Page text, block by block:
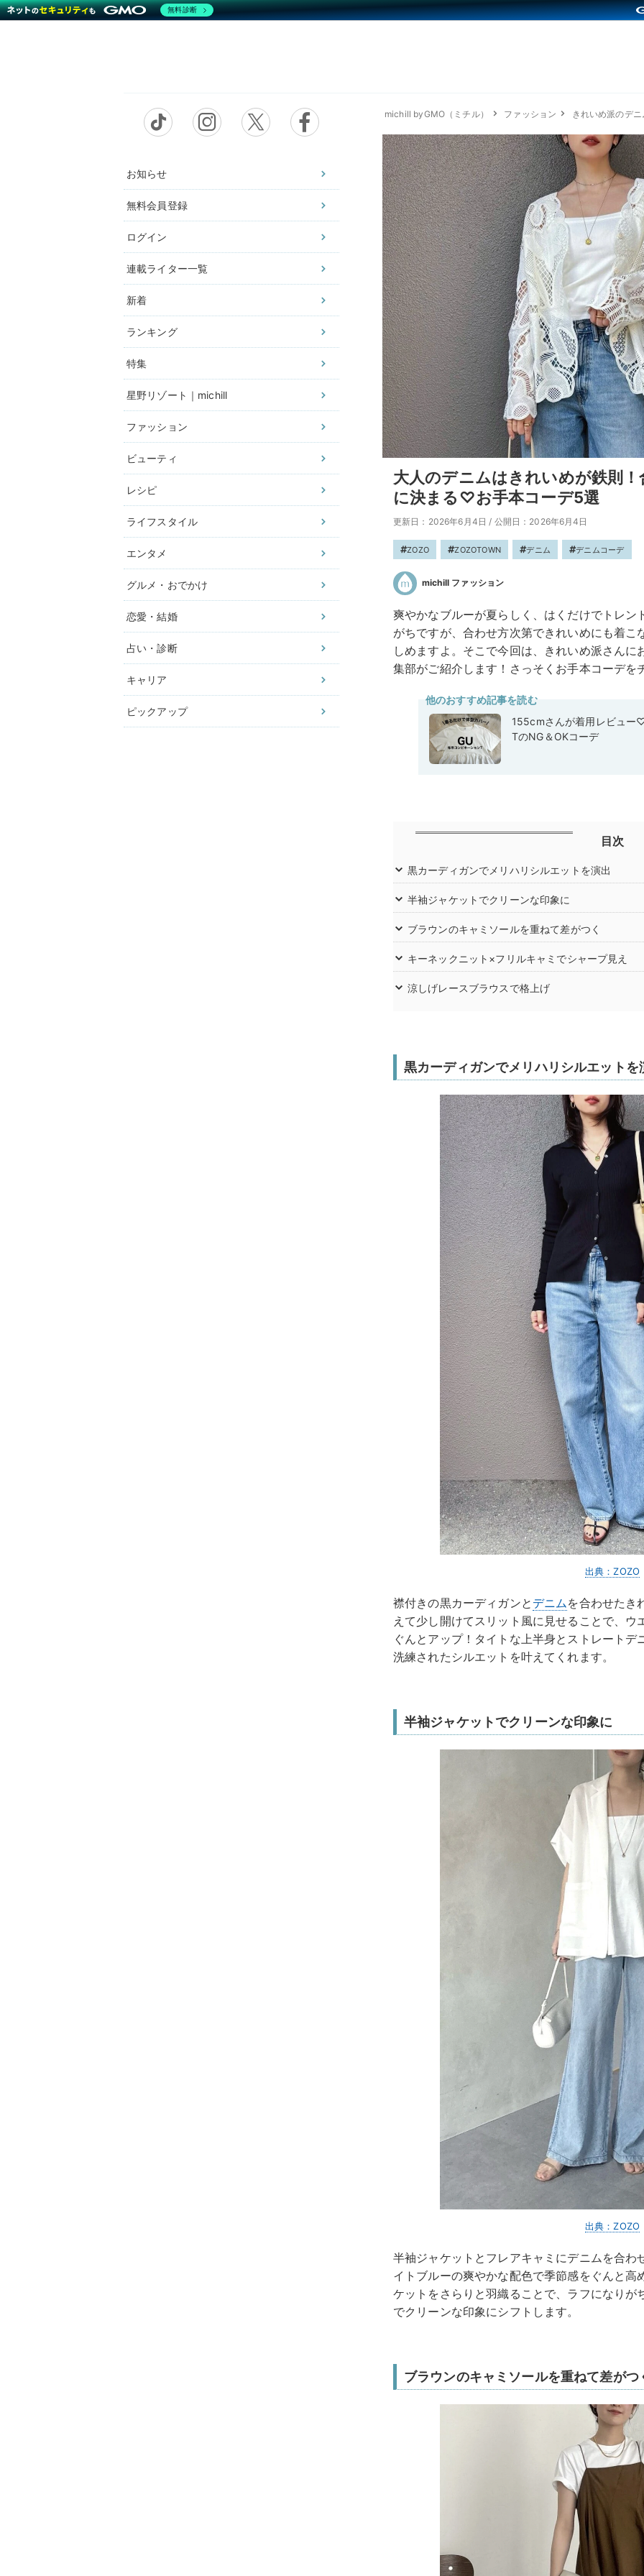
お知らせ
無料会員登録
ログイン
連載ライター一覧
新着
ランキング
特集
星野リゾート｜michill
ファッション
ビューティ
レシピ
ライフスタイル
エンタメ
グルメ・おでかけ
恋愛・結婚
占い・診断
キャリア
ピックアップ
michill byGMO（ミチル） ファッション きれいめ派のデ
大人のデニムはきれいめが鉄則
に決まる♡お手本コーデ5選
更新日：2026年6月4日 / 公開日：2026年6月4日
ZOZO ZOZOTOWN デニム デニムコーデ
michill ファッション
爽やかなブルーが夏らしく、はくだけでトレン
がちですが、合わせ方次第できれいめにも着
しめますよ。そこで今回は、きれいめ派さん
集部がご紹介します！さっそくお手本コーデを
他のおすすめ記事を読む
155cmさんが着用レビュー
TのNG＆OKコーデ
目次
黒カーディガンでメリハリシルエットを演出
半袖ジャケットでクリーンな印象に
ブラウンのキャミソールを重ねて差がつく
キーネックニット×フリルキャミでシャープ見え
涼しげレースブラウスで格上げ
黒カーディガンでメリハリシルエットを
出典：ZOZO
襟付きの黒カーディガンと デニムを合わせたき
えて少し開けてスリット風に見せることで、
ぐんとアップ！タイトな上半身とストレート
洗練されたシルエットを叶えてくれます。
半袖ジャケットでクリーンな印象に
出典：ZOZO
半袖ジャケットとフレアキャミにデニムを合
イトブルーの爽やかな配色で季節感をぐんと
ケットをさらりと羽織ることで、ラフになりが
でクリーンな印象にシフトします。
ブラウンのキャミソールを重ねて差がつ
無料診断